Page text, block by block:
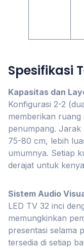
Spesifikasi
Kapasitas dan
Konfigurasi 2-2
memberikan
penumpang.
75-80 cm, lebih
umumnya. Setiap
derajat untuk
Sistem Audio
LED TV 32 inci
memungkinkan
presentasi selama
tersedia di setiap